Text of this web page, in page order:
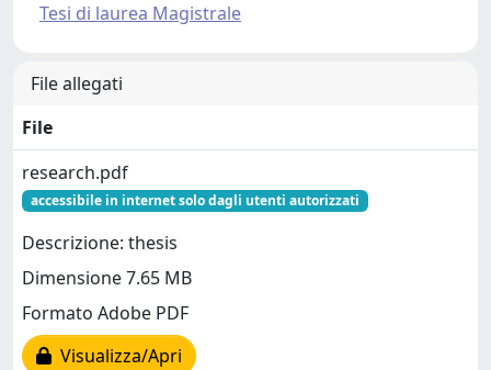
Tesi di laurea Magistrale
File allegati
File
research.pdf
accessibile in internet solo dagli utenti autorizzati
Descrizione: thesis
Dimensione 7.65 MB
Formato Adobe PDF
Visualizza/Apri